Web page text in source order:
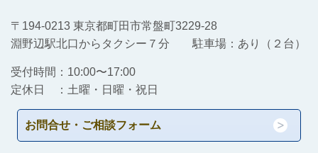
〒194-0213 東京都町田市常盤町3229-28
淵野辺駅北口からタクシー７分 駐車場：あり（２台）
受付時間：10:00〜17:00
定休日 ：土曜・日曜・祝日
お問合せ・ご相談フォーム